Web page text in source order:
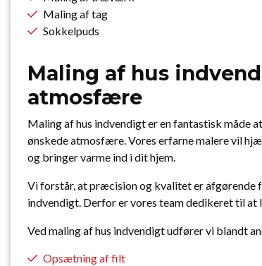
Maling af tag
Sokkelpuds
Maling af hus
atmosfære
Maling af hus indvendigt er en fantastisk måde
ønskede atmosfære. Vores erfarne malere vil
og bringer varme ind i dit hjem.
Vi forstår, at præcision og kvalitet er afgørende
indvendigt. Derfor er vores team dedikeret til
Ved maling af hus indvendigt udfører vi blandt
Opsætning af filt